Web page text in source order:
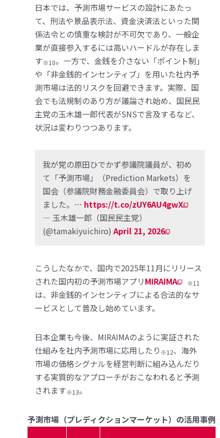
日本では、予測市場サービスの設計にあたっ
て、刑法や景品表示法、資金決済法といった関
係法令との慎重な検討が不可欠であり、一般企
業が直接参入するには高いハードルが存在しま
す※10。一方で、金銭を介さない「ポイント制」
や「非金銭的インセンティブ」を用いた社内予
測市場は法的リスクを回避できます。実際、国
会でも法規制のあり方が議論され始め、国民民
主党の玉木雄一郎代表がSNSで言及するなど、
状況は変わりつつあります。
我が党の原田ひでかず参議院議員が、初め
て「予測市場」（Prediction Markets）を
国会（参議院財務金融委員会）で取り上げ
ました。… https://t.co/zUY6AU4gwX
— 玉木雄一郎（国民民主党）
(@tamakiyuichiro)April 21, 2026
こうしたなかで、国内で2025年11月にリリース
された国内初の予測市場アプリMIRAIMA ※11
は、非金銭的インセンティブによる合法的なサ
ービスとして普及し始めています。
日本企業も今後、MIRAIMAのように実証された
仕組みを社内予測市場に応用したり ※12、海外
市場の価格シグナルを経営判断に組み込んだり
する実質的なアプローチがおこなわれると予測
されます※13。
予測市場（プレディクションマーケット）の活用事例